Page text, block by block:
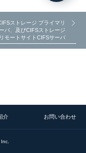
ストレージ プライマリ
バ、及びCIFSストレージ
リモートサイトCIFSサーバ
介 お問い合わせ